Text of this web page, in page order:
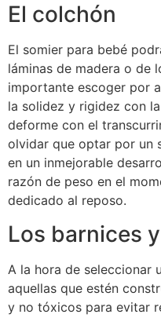
El colchón
El somier para bebé
láminas de madera o de
importante escoger por
la solidez y rigidez con
deforme con el
olvidar que optar por un
en un inmejorable
razón de peso en el
dedicado al reposo.
Los barnices
A la hora de seleccionar
aquellas que estén
y no tóxicos para evitar